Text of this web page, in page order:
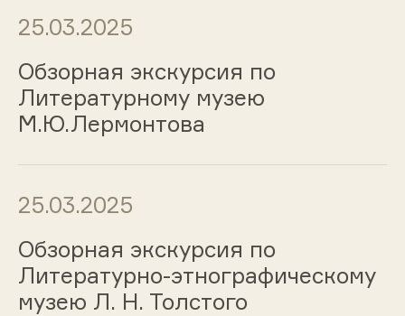
25.03.2025
Обзорная экскурсия по
Литературному музею
М.Ю.Лермонтова
25.03.2025
Обзорная экскурсия по
Литературно-этнографическому
музею Л. Н. Толстого